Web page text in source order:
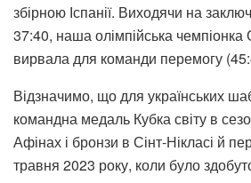
збірною Іспанії. Виходячи на
37:40, наша олімпійська
вирвала для команди перемогу
Відзначимо, що для українських
командна медаль Кубка світу в
Афінах і бронзи в Сінт-Нікласі й
травня 2023 року, коли було